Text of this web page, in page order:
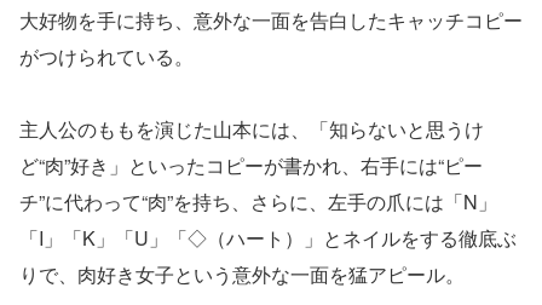
大好物を手に持ち、意外な一面を告白したキャッチコピー
がつけられている。
主人公のももを演じた山本には、「知らないと思うけ
ど“肉”好き」といったコピーが書かれ、右手には“ピー
チ”に代わって“肉”を持ち、さらに、左手の爪には「N」
「I」「K」「U」「◇（ハート）」とネイルをする徹底ぶ
りで、肉好き女子という意外な一面を猛アピール。